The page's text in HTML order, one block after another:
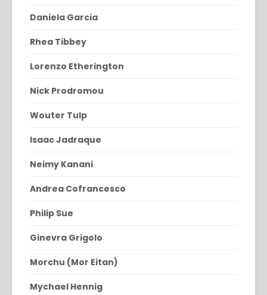
Daniela Garcia
Rhea Tibbey
Lorenzo Etherington
Nick Prodromou
Wouter Tulp
Isaac Jadraque
Neimy Kanani
Andrea Cofrancesco
Philip Sue
Ginevra Grigolo
Morchu (Mor Eitan)
Mychael Hennig